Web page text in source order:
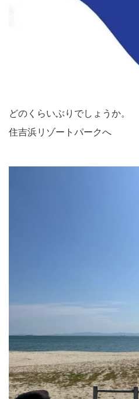
どのくらいぶりでしょうか。
住吉浜リゾートパークへ